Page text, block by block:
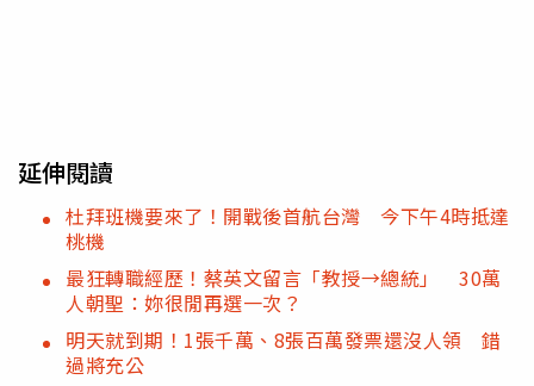
延伸閱讀
杜拜班機要來了！開戰後首航台灣 今下午4時抵達
桃機
最狂轉職經歷！蔡英文留言「教授→總統」 30萬
人朝聖：妳很閒再選一次？
明天就到期！1張千萬、8張百萬發票還沒人領 錯
過將充公